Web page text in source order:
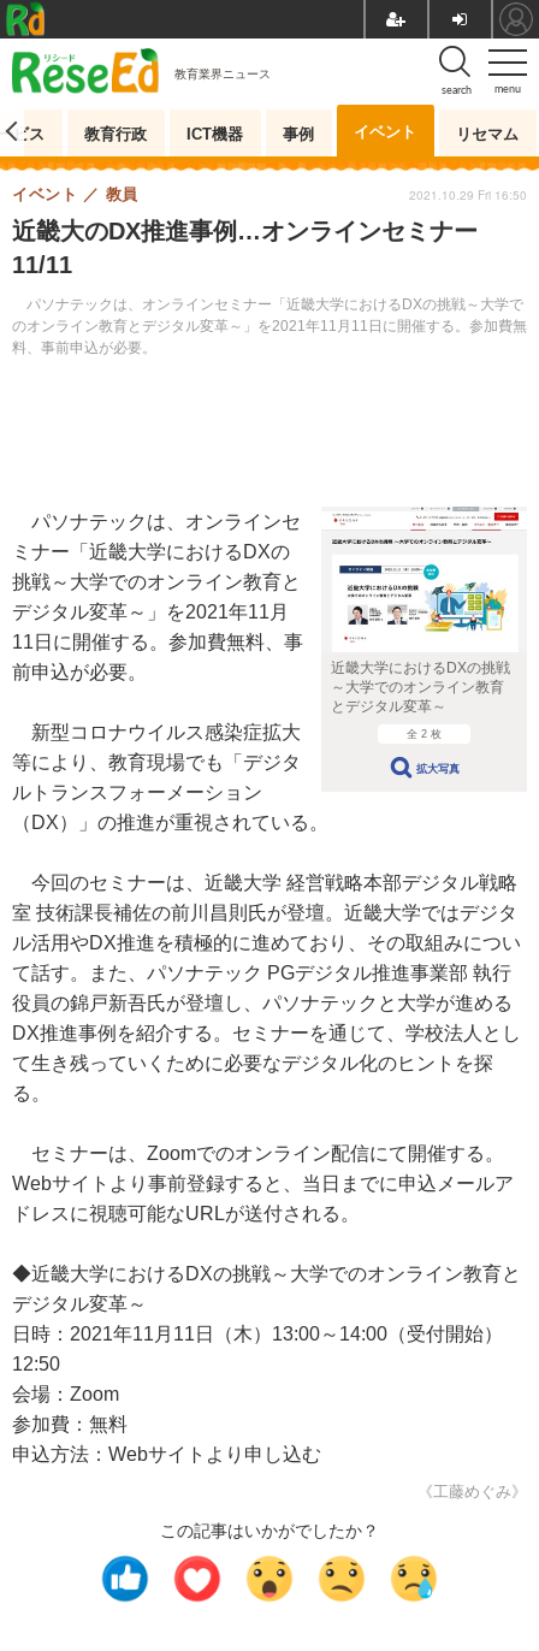
menu
search
教育業界ニュース
ビス 教育行政 ICT機器 事例 イベント リセマム
近畿大のDX推進事例…オンラインセミナー
11/11
パソナテックは、オンラインセミナー「近畿大学におけるDXの挑戦～大学で
のオンライン教育とデジタル変革～」を2021年11月11日に開催する。参加費無
料、事前申込が必要。
イベント 教員 2021.10.29 Fri 16:50
近畿大学におけるDXの挑戦
～大学でのオンライン教育
とデジタル変革～
全 2 枚
拡大写真
パソナテックは、オンラインセ
ミナー「近畿大学におけるDXの
挑戦～大学でのオンライン教育と
デジタル変革～」を2021年11月
11日に開催する。参加費無料、事
前申込が必要。
新型コロナウイルス感染症拡大
等により、教育現場でも「デジタ
ルトランスフォーメーション
（DX）」の推進が重視されている。
今回のセミナーは、近畿大学 経営戦略本部デジタル戦略
室 技術課長補佐の前川昌則氏が登壇。近畿大学ではデジタ
ル活用やDX推進を積極的に進めており、その取組みについ
て話す。また、パソナテック PGデジタル推進事業部 執行
役員の錦戸新吾氏が登壇し、パソナテックと大学が進める
DX推進事例を紹介する。セミナーを通じて、学校法人とし
て生き残っていくために必要なデジタル化のヒントを探
る。
セミナーは、Zoomでのオンライン配信にて開催する。
Webサイトより事前登録すると、当日までに申込メールア
ドレスに視聴可能なURLが送付される。
◆近畿大学におけるDXの挑戦～大学でのオンライン教育と
デジタル変革～
日時：2021年11月11日（木）13:00～14:00（受付開始）
12:50
会場：Zoom
参加費：無料
申込方法：Webサイトより申し込む
《工藤めぐみ》
この記事はいかがでしたか？